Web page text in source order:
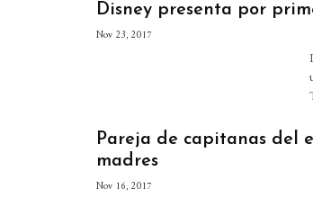
Disney presenta por
Nov 23, 2017
Pareja de capitanas del
madres
Nov 16, 2017